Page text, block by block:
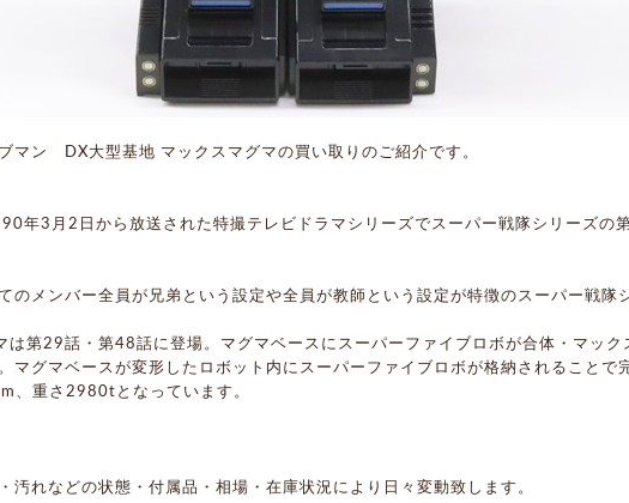
マン DX大型基地 マックスマグマの買い取りのご紹介です。
年3月2日から放送された特撮テレビドラマシリーズでスーパー戦隊シリーズの
のメンバー全員が兄弟という設定や全員が教師という設定が特徴のスーパー戦隊
は第29話・第48話に登場。マグマベースにスーパーファイブロボが合体・マック
マグマベースが変形したロボット内にスーパーファイブロボが格納されることで
、重さ2980tとなっています。
汚れなどの状態・付属品・相場・在庫状況により日々変動致します。